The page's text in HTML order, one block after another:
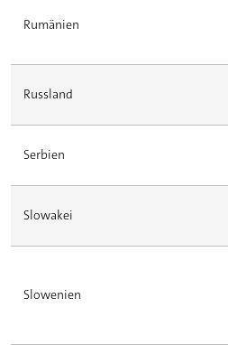
Rumänien
Russland
Serbien
Slowakei
Slowenien